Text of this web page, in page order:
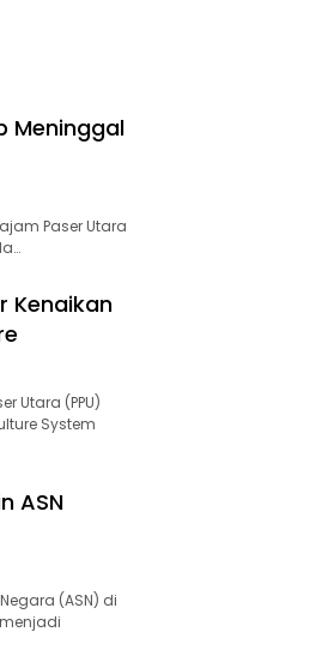
Meninggal
Paser Utara
Kenaikan
Utara (PPU)
System
ASN
(ASN) di